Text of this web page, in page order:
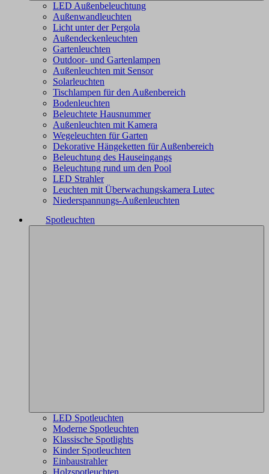
LED Außenbeleuchtung
Außenwandleuchten
Licht unter der Pergola
Außendeckenleuchten
Gartenleuchten
Outdoor- und Gartenlampen
Außenleuchten mit Sensor
Solarleuchten
Tischlampen für den Außenbereich
Bodenleuchten
Beleuchtete Hausnummer
Außenleuchten mit Kamera
Wegeleuchten für Garten
Dekorative Hängeketten für Außenbereich
Beleuchtung des Hauseingangs
Beleuchtung rund um den Pool
LED Strahler
Leuchten mit Überwachungskamera Lutec
Niederspannungs-Außenleuchten
Spotleuchten
LED Spotleuchten
Moderne Spotleuchten
Klassische Spotlights
Kinder Spotleuchten
Einbaustrahler
Holzspotleuchten